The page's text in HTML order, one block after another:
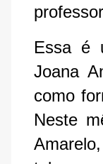
Essa é
Joana
como
Neste